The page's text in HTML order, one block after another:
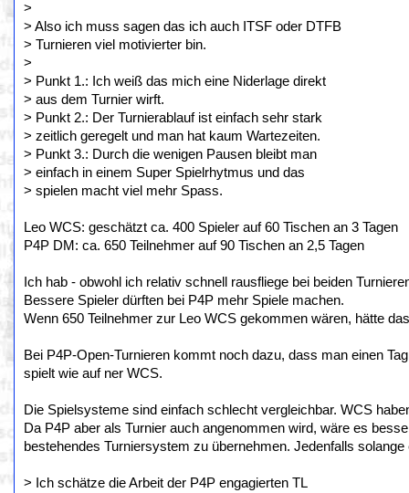
>
> Also ich muss sagen das ich auch ITSF oder DTFB
> Turnieren viel motivierter bin.
>
> Punkt 1.: Ich weiß das mich eine Niderlage direkt
> aus dem Turnier wirft.
> Punkt 2.: Der Turnierablauf ist einfach sehr stark
> zeitlich geregelt und man hat kaum Wartezeiten.
> Punkt 3.: Durch die wenigen Pausen bleibt man
> einfach in einem Super Spielrhytmus und das
> spielen macht viel mehr Spass.
Leo WCS: geschätzt ca. 400 Spieler auf 60 Tischen an 3 Tagen
P4P DM: ca. 650 Teilnehmer auf 90 Tischen an 2,5 Tagen
Ich hab - obwohl ich relativ schnell rausfliege bei beiden
Bessere Spieler dürften bei P4P mehr Spiele machen.
Wenn 650 Teilnehmer zur Leo WCS gekommen wären, hätte
Bei P4P-Open-Turnieren kommt noch dazu, dass man einen
spielt wie auf ner WCS.
Die Spielsysteme sind einfach schlecht vergleichbar. WCS
Da P4P aber als Turnier auch angenommen wird, wäre es
bestehendes Turniersystem zu übernehmen. Jedenfalls
> Ich schätze die Arbeit der P4P engagierten TL